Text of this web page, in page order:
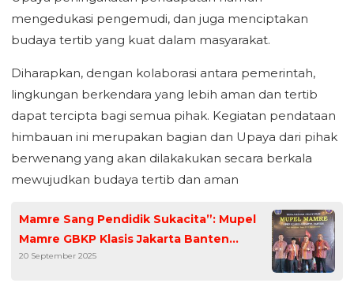
mengedukasi pengemudi, dan juga menciptakan
budaya tertib yang kuat dalam masyarakat.
Diharapkan, dengan kolaborasi antara pemerintah,
lingkungan berkendara yang lebih aman dan tertib
dapat tercipta bagi semua pihak. Kegiatan pendataan
himbauan ini merupakan bagian dan Upaya dari pihak
berwenang yang akan dilakakukan secara berkala
mewujudkan budaya tertib dan aman
Mamre Sang Pendidik Sukacita”: Mupel
Mamre GBKP Klasis Jakarta Banten
Tekankan Peran Sukacita dalam
20 September 2025